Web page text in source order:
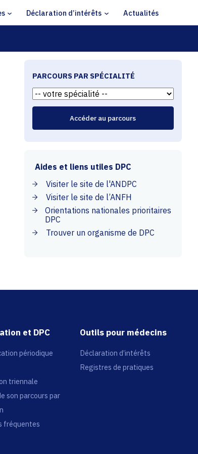
Déclaration d’intérêts Actualités
PARCOURS PAR SPÉCIALITÉ
Aides et liens utiles DPC
Visiter le site de l'ANDPC
Visiter le site de l’ANFH
Orientations nationales prioritaires
DPC
Trouver un organisme de DPC
et DPC
périodique
triennale
son parcours par
fréquentes
Outils pour médecins
Déclaration d’intérêts
Registres de pratiques